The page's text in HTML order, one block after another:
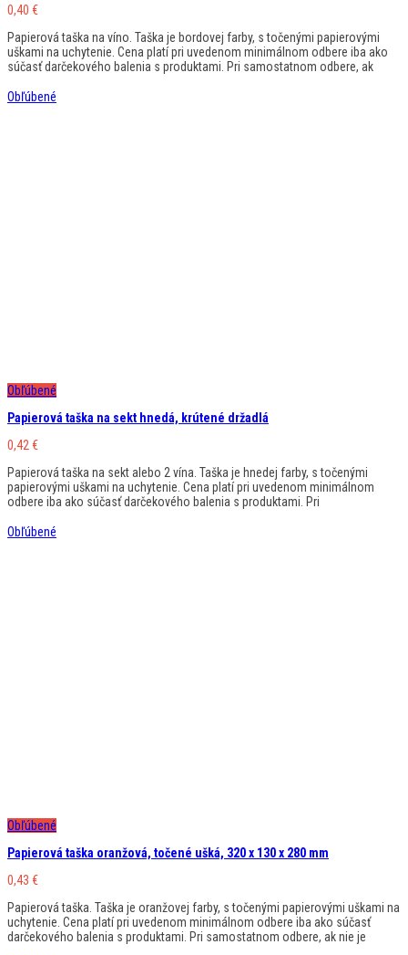
0,40 €
Papierová taška na víno. Taška je bordovej farby, s točenými papierovými
uškami na uchytenie. Cena platí pri uvedenom minimálnom odbere iba ako
súčasť darčekového balenia s produktami. Pri samostatnom odbere, ak
Obľúbené
Obľúbené
Papierová taška na sekt hnedá, krútené držadlá
0,42 €
Papierová taška na sekt alebo 2 vína. Taška je hnedej farby, s točenými
papierovými uškami na uchytenie. Cena platí pri uvedenom minimálnom
odbere iba ako súčasť darčekového balenia s produktami. Pri
Obľúbené
Obľúbené
Papierová taška oranžová, točené ušká, 320 x 130 x 280 mm
0,43 €
Papierová taška. Taška je oranžovej farby, s točenými papierovými uškami na
uchytenie. Cena platí pri uvedenom minimálnom odbere iba ako súčasť
darčekového balenia s produktami. Pri samostatnom odbere, ak nie je